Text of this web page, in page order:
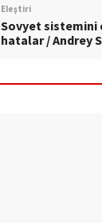
Eleştiri
Sovyet sistemini
hatalar / Andrey